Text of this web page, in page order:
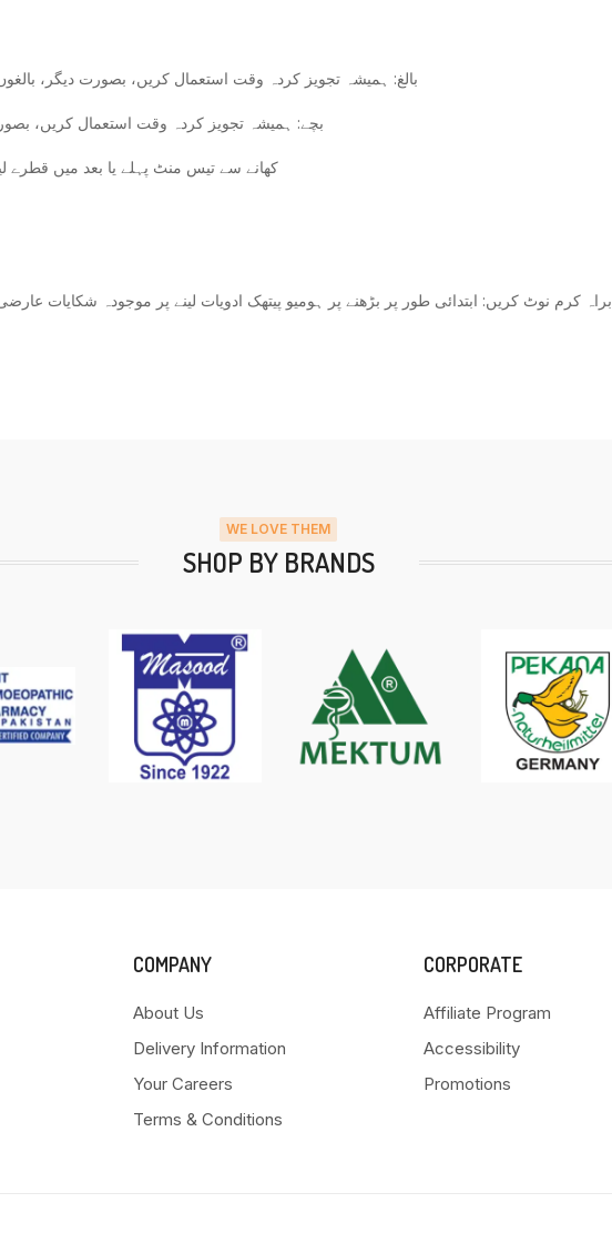
بالغ: ہمیشہ تجویز کردہ وقت استعمال کریں، بصورت دیگر، بالغوں کو 3 گھنٹے کے وقفے سے دن میں چار بار 10 سے 15 قطرے لینے
بچے: ہمیشہ تجویز کردہ وقت استعمال کریں، بصورت دیگر، بچوں کو دن
کھانے سے تیس منٹ پہلے یا بعد میں
براہ کرم نوٹ کریں: ابتدائی طور پر بڑھنے پر ہومیو پیتھک ادویات لینے پر موجودہ
WE LOVE THEM
SHOP BY BRANDS
COMPANY
About Us
Delivery Information
Your Careers
Terms & Conditions
CORPORATE
Affiliate Program
Accessibility
Promotions